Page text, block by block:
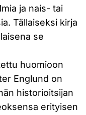
ja nais- tai
Tällaiseksi kirja
se
huomioon
Englund on
historioitsijan
erityisen